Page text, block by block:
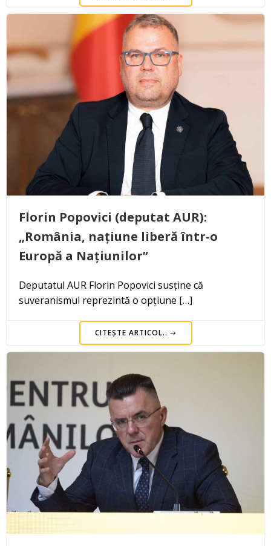
Florin Popovici (deputat AUR):
„România, națiune liberă într-o
Europă a Națiunilor”
Deputatul AUR Florin Popovici susține că
suveranismul reprezintă o opțiune […]
CITEȘTE ARTICOL..